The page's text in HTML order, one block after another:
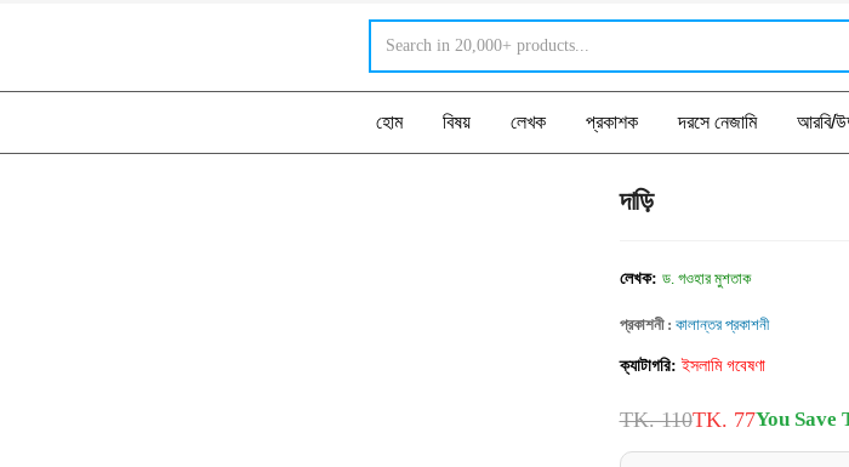
হোম বিষয় লেখক প্রকাশক দরসে নেজামি আরবি/
দাড়ি
লেখক: ড. গওহার মুশতাক
প্রকাশনী : কালান্তর প্রকাশনী
ক্যাটাগরি: ইসলামি গবেষণা
TK. 110TK. 77You Save